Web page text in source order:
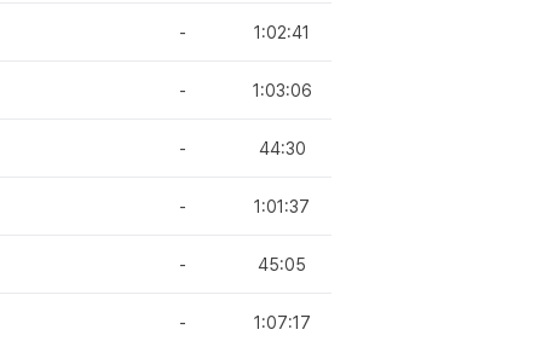
- 1:02:41
- 1:03:06
- 44:30
- 1:01:37
- 45:05
- 1:07:17